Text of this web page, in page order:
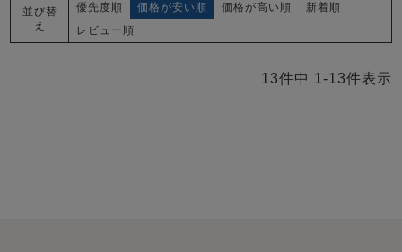
並び替
え
優先度順 価格が安い順 価格が高い順
新着順
レビュー順
13件中 1 -13件表示